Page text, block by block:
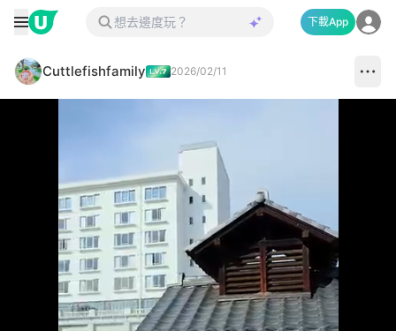
下載App
Cuttlefishfamily 2026/02/11